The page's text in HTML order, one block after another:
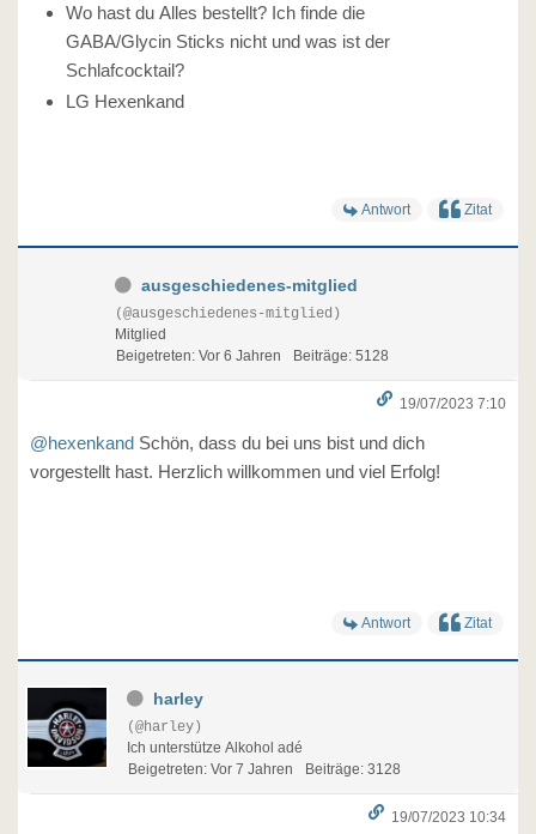
Wo hast du Alles bestellt? Ich finde die
GABA/Glycin Sticks nicht und was ist der
Schlafcocktail?
LG Hexenkand
Antwort Zitat
ausgeschiedenes-mitglied
(@ausgeschiedenes-mitglied)
Mitglied
Beigetreten: Vor 6 Jahren
Beiträge: 5128
19/07/2023 7:10
@hexenkand Schön, dass du bei uns bist und dich
vorgestellt hast. Herzlich willkommen und viel Erfolg!
Antwort Zitat
harley
(@harley)
Ich unterstütze Alkohol adé
Beigetreten: Vor 7 Jahren
Beiträge: 3128
19/07/2023 10:34